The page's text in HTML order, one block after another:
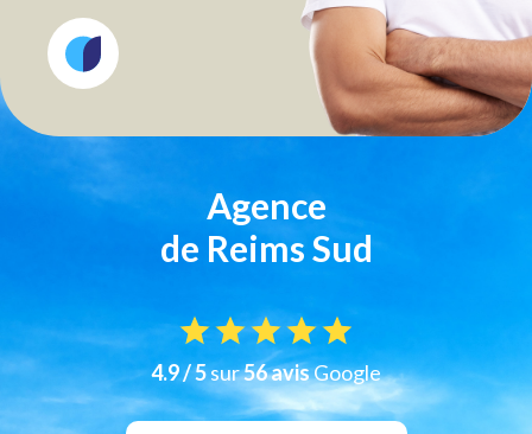
Agence
de Reims Sud
4.9 / 5sur56 avisGoogle